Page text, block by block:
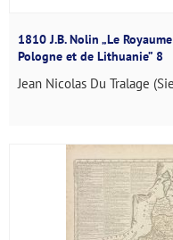
1810 J.B. Nolin „Le
Pologne et de Lithuanie” 8
Jean Nicolas Du Tralage